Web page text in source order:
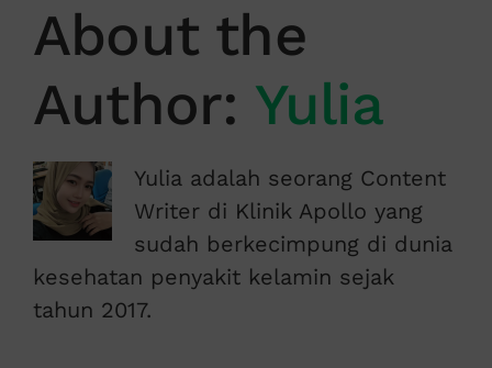
About the
Author: Yulia
Yulia adalah seorang Content
Writer di Klinik Apollo yang
sudah berkecimpung di dunia
kesehatan penyakit kelamin sejak
tahun 2017.